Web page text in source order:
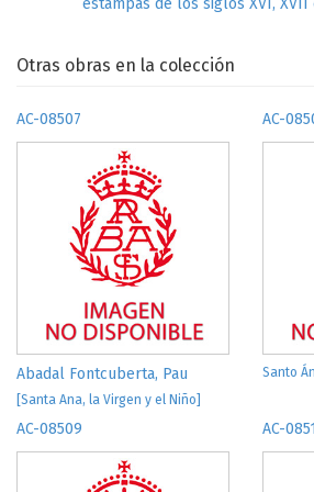
estampas de los siglos XVI, XVII
Otras obras en la colección
AC-08507
Abadal Fontcuberta, Pau
[Santa Ana, la Virgen y el Niño]
AC-
Santo
AC-08509 AC-